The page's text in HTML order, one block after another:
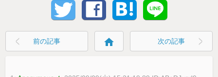
前の記事 home 次の記事